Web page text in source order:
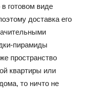
в готовом виде
доставка его
пирамиды
пространство
квартиры или
то ничто не